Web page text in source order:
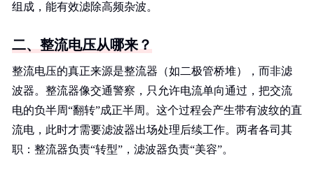
组成，能有效滤除高频杂波。
二、整流电压从哪来？
整流电压的真正来源是整流器（如二极管桥堆），而非滤
波器。整流器像交通警察，只允许电流单向通过，把交流
电的负半周“翻转”成正半周。这个过程会产生带有波纹的直
流电，此时才需要滤波器出场处理后续工作。两者各司其
职：整流器负责“转型”，滤波器负责“美容”。